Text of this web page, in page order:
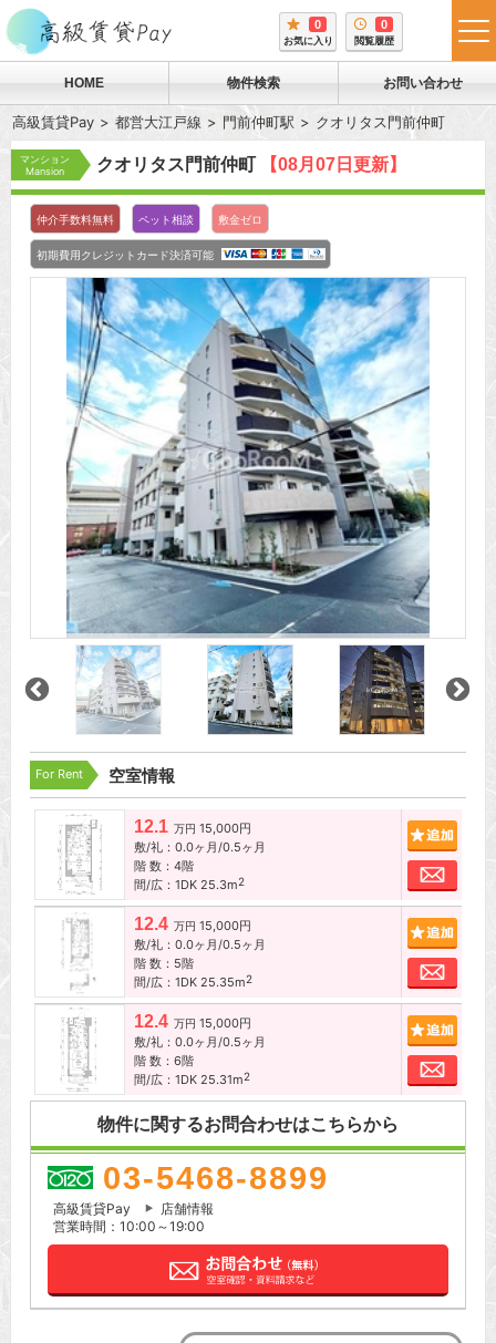
0
お気に入り
0
閲覧履歴
HOME 物件検索 お問い合わせ
高級賃貸Pay 都営大江戸線 門前仲町駅 クオリタス門前仲町
マンション
Mansion
クオリタス門前仲町 【08月07日更新】
仲介手数料無料 ペット相談 敷金ゼロ
初期費用クレジットカード決済可能
For Rent 空室情報
12.1 万円 15,000円
敷/礼：0.0ヶ月/0.5ヶ月
階 数：4階
間/広：1DK 25.3m2
お問
12.4 万円 15,000円
敷/礼：0.0ヶ月/0.5ヶ月
階 数：5階
間/広：1DK 25.35m2
お問
12.4 万円 15,000円
敷/礼：0.0ヶ月/0.5ヶ月
階 数：6階
間/広：1DK 25.31m2
お問
物件に関するお問合わせはこちらから
03-5468-8899
高級賃貸Pay
店舗情報
営業時間：10:00～19:00